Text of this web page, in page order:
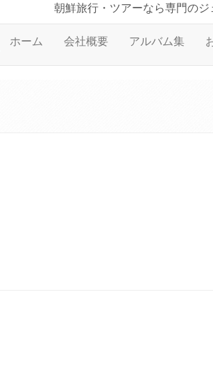
朝鮮旅行・ツアーなら専門の
ホーム 会社概要 アルバム集